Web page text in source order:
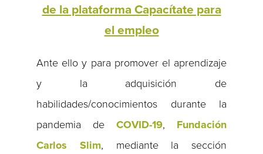
de la plataforma Capacítate para
el empleo
Ante ello y para promover el aprendizaje
y la adquisición de
habilidades/conocimientos durante la
pandemia de COVID-19, Fundación
Carlos Slim, mediante la sección